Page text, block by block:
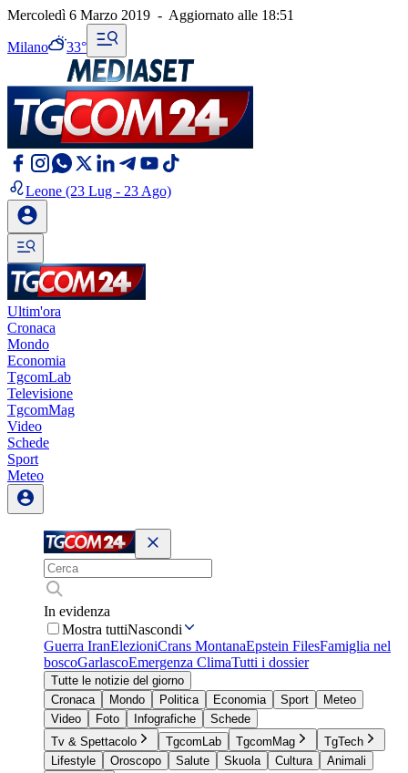
Mercoledì 6 Marzo 2019 - Aggiornato alle 18:51
Milano 33°
Leone (23 Lug - 23 Ago)
Ultim'ora
Cronaca
Mondo
Economia
TgcomLab
Televisione
TgcomMag
Video
Schede
Sport
Meteo
In evidenza
Mostra tuttiNascondi
Guerra IranElezioniCrans MontanaEpstein FilesFamiglia nel
boscoGarlascoEmergenza ClimaTutti i dossier
Tutte le notizie del giorno
Cronaca
Mondo Politica Economia Sport
Meteo
Video
Foto Infografiche
Schede
Tv & Spettacolo
TgcomLab TgcomMag
TgTech
Lifestyle
Oroscopo Salute Skuola Cultura
Animali